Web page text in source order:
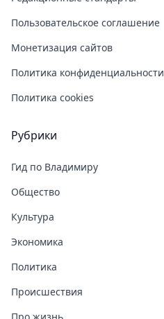
Пользовательское соглашение
Монетизация сайтов
Политика конфиденциальности
Политика cookies
Рубрики
Гид по Владимиру
Общество
Культура
Экономика
Политика
Происшествия